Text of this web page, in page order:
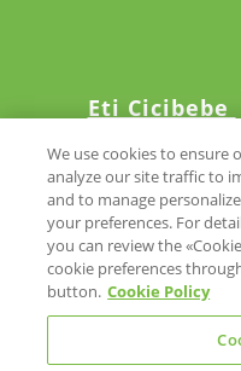
Eti Cicibebe
©2024 Eti.
We use cookies to ensure
analyze our site traffic to
and to manage
your preferences. For
you can review the
cookie preferences
button. Cookie Policy